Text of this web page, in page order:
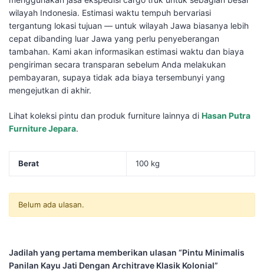
wilayah Indonesia. Estimasi waktu tempuh bervariasi
tergantung lokasi tujuan — untuk wilayah Jawa biasanya lebih
cepat dibanding luar Jawa yang perlu penyeberangan
tambahan. Kami akan informasikan estimasi waktu dan biaya
pengiriman secara transparan sebelum Anda melakukan
pembayaran, supaya tidak ada biaya tersembunyi yang
mengejutkan di akhir.
Lihat koleksi pintu dan produk furniture lainnya di Hasan Putra
Furniture Jepara.
Berat 100 kg
Belum ada ulasan.
Jadilah yang pertama memberikan ulasan “Pintu Minimalis
Panilan Kayu Jati Dengan Architrave Klasik Kolonial”